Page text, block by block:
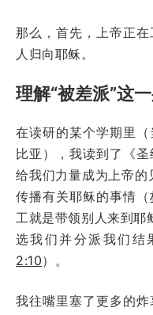
那么，首先，上帝正
人归向耶稣。
理解“被差派”这
在读研的某个学期里
比亚），我读到了《
给我们力量成为上帝的
传播有关耶稣的事情（
工就是带领别人来到耶
选我们并分派我们结
2:10）。
我往嘴里塞了更多的